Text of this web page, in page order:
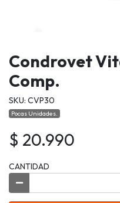
Condrovet
Comp.
SKU: CVP30
Pocas Unidades.
$ 20.990
CANTIDAD